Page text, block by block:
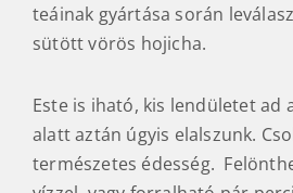
teáinak gyártása során
sütött vörös hojicha.
Este is iható, kis lendületet ad
alatt aztán úgyis elalszunk.
természetes édesség.